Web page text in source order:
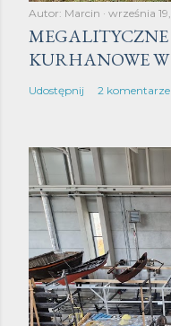
Autor: Marcin września
KURHANOWE
Udostępnij 2 komentarze